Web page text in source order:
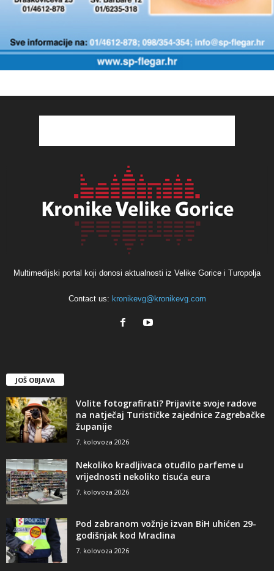
Multimedijski portal koji donosi aktualnosti iz Velike Gorice i Turopolja
Contact us: kronikevg@kronikevg.com
JOŠ OBJAVA
Volite fotografirati? Prijavite svoje radove
na natječaj Turističke zajednice Zagrebačke
županije
7. kolovoza 2026
Nekoliko kradljivaca otuđilo parfeme u
vrijednosti nekoliko tisuća eura
7. kolovoza 2026
Pod zabranom vožnje izvan BiH uhićen 29-
godišnjak kod Mraclina
7. kolovoza 2026